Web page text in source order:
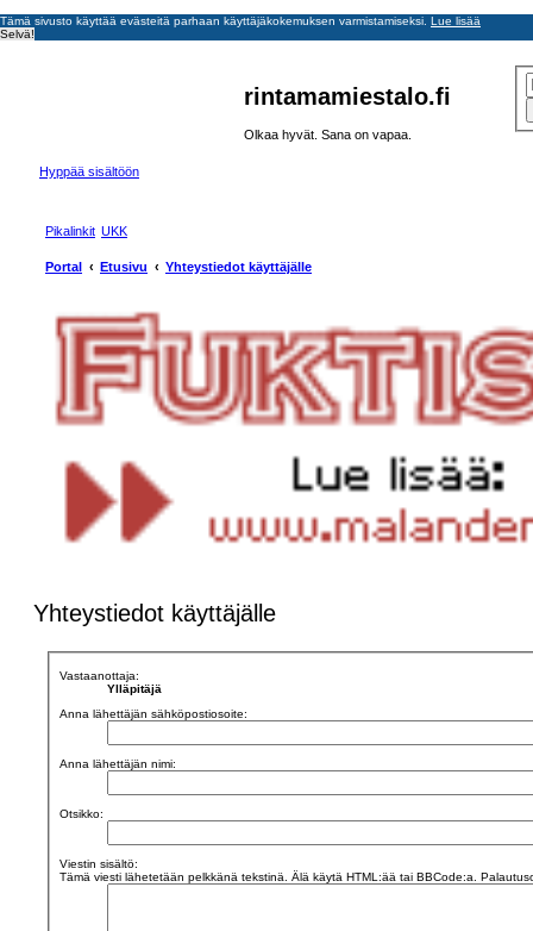
Tämä sivusto käyttää evästeitä parhaan käyttäjäkokemuksen varmistamiseksi. Lue lisää
Selvä!
rintamamiestalo.fi
Olkaa hyvät. Sana on vapaa.
Hyppää sisältöön
Pikalinkit UKK
Portal Etusivu Yhteystiedot käyttäjälle
Yhteystiedot käyttäjälle
Vastaanottaja:
Ylläpitäjä
Anna lähettäjän sähköpostiosoite:
Anna lähettäjän nimi:
Otsikko:
Viestin sisältö:
Tämä viesti lähetetään pelkkänä tekstinä. Älä käytä HTML:ää tai BBCode:a.